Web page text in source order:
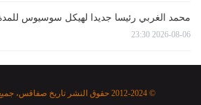
محمد الغربي رئيسا جديدا لهيكل سوسيوس للمدة النيابية
2026-08-06 23:30
© 2012-2024 حقوق النشر تاريخ صفاقس، جميع الحقوق محفوظة.